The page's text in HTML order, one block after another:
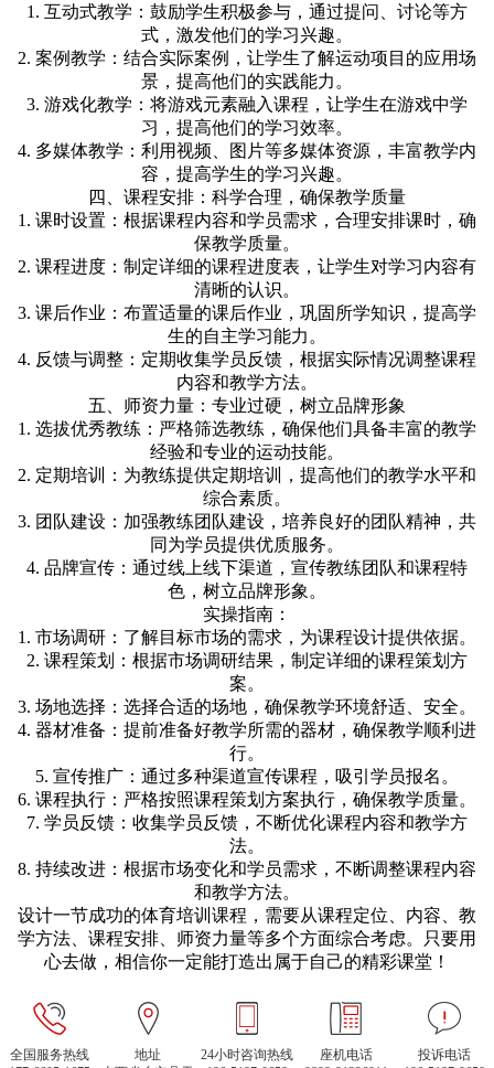
1. 互动式教学：鼓励学生积极参与，通过提问、讨论等方
式，激发他们的学习兴趣。
2. 案例教学：结合实际案例，让学生了解运动项目的应用场
景，提高他们的实践能力。
3. 游戏化教学：将游戏元素融入课程，让学生在游戏中学
习，提高他们的学习效率。
4. 多媒体教学：利用视频、图片等多媒体资源，丰富教学内
容，提高学生的学习兴趣。
四、课程安排：科学合理，确保教学质量
1. 课时设置：根据课程内容和学员需求，合理安排课时，确
保教学质量。
2. 课程进度：制定详细的课程进度表，让学生对学习内容有
清晰的认识。
3. 课后作业：布置适量的课后作业，巩固所学知识，提高学
生的自主学习能力。
4. 反馈与调整：定期收集学员反馈，根据实际情况调整课程
内容和教学方法。
五、师资力量：专业过硬，树立品牌形象
1. 选拔优秀教练：严格筛选教练，确保他们具备丰富的教学
经验和专业的运动技能。
2. 定期培训：为教练提供定期培训，提高他们的教学水平和
综合素质。
3. 团队建设：加强教练团队建设，培养良好的团队精神，共
同为学员提供优质服务。
4. 品牌宣传：通过线上线下渠道，宣传教练团队和课程特
色，树立品牌形象。
实操指南：
1. 市场调研：了解目标市场的需求，为课程设计提供依据。
2. 课程策划：根据市场调研结果，制定详细的课程策划方
案。
3. 场地选择：选择合适的场地，确保教学环境舒适、安全。
4. 器材准备：提前准备好教学所需的器材，确保教学顺利进
行。
5. 宣传推广：通过多种渠道宣传课程，吸引学员报名。
6. 课程执行：严格按照课程策划方案执行，确保教学质量。
7. 学员反馈：收集学员反馈，不断优化课程内容和教学方
法。
8. 持续改进：根据市场变化和学员需求，不断调整课程内容
和教学方法。
设计一节成功的体育培训课程，需要从课程定位、内容、教
学方法、课程安排、师资力量等多个方面综合考虑。只要用
心去做，相信你一定能打造出属于自己的精彩课堂！
全国服务热线
地址
24小时咨询热线
座机电话
投诉电话